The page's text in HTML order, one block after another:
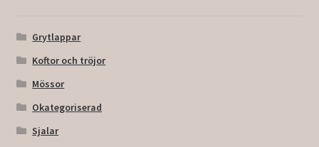
Grytlappar
Koftor och tröjor
Mössor
Okategoriserad
Sjalar